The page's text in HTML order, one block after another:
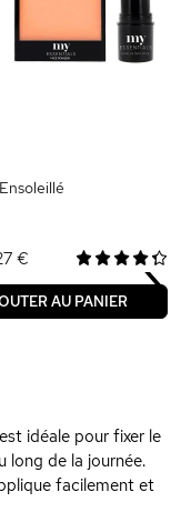
€
AU PANIER ›
est idéale pour fixer le
long de la journée.
facilement et